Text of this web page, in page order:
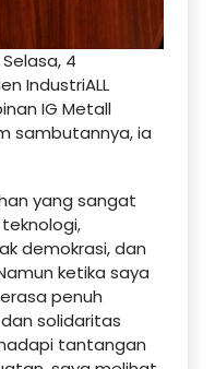
4
IndustriALL
IG Metall
sambutannya, ia
yang sangat
demokrasi, dan
ketika saya
penuh
solidaritas
tantangan